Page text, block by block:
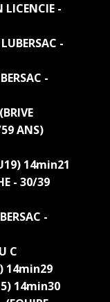
LICENCIE -
-
-
ANS)
14min21
- 30/39
-
C
14min29
14min30